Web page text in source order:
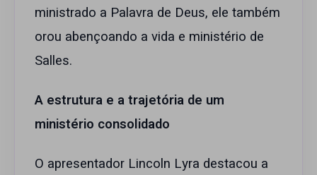
ministrado a Palavra de Deus, ele também
orou abençoando a vida e ministério de
Salles.
A estrutura e a trajetória de um
ministério consolidado
O apresentador Lincoln Lyra destacou a